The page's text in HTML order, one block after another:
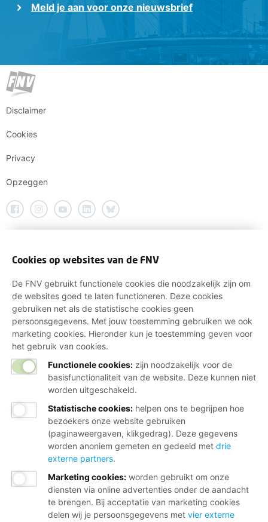
Meld je aan voor onze nieuwsbrief
Disclaimer
Cookies
Privacy
Opzeggen
Cookies op websites van de FNV
De FNV gebruikt functionele cookies die noodzakelijk zijn om
de websites goed te laten functioneren. Deze cookies
gebruiken net als de statistische cookies geen
persoonsgegevens. Met jouw toestemming gebruiken we ook
marketing cookies. Hieronder kun je toestemming geven voor
het gebruik van cookies.
Functionele cookies: zijn noodzakelijk voor de
basisfunctionaliteit van de website. Deze kunnen niet
worden uitgeschakeld.
Statistische cookies: helpen ons te begrijpen hoe
bezoekers onze website gebruiken
(paginaweergaven, klikgedrag). Deze gegevens
worden anoniem gemeten en gedeeld met drie
externe partners.
Marketing cookies: worden gebruikt om onze
diensten via online advertenties onder de aandacht
te brengen. Bij acceptatie van marketing cookies
delen wij je persoonsgegevens met vier externe